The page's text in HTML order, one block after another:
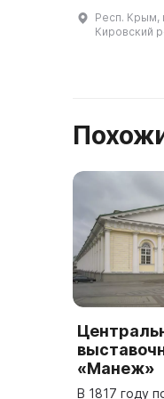
Респ. Крым,
Кировский
«Манеж»
В 1817 году